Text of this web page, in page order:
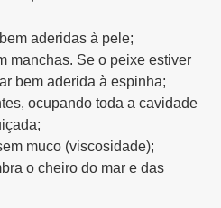
aderidas à pele;
manchas. Se o peixe estiver
bem aderida à espinha;
ocupando toda a cavidade
muco (viscosidade);
o cheiro do mar e das